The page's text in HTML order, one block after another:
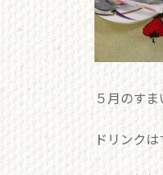
５月のす
ドリンク